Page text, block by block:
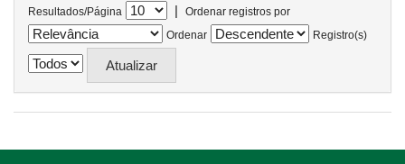
Resultados/Página |
Ordenar registros por
Ordenar
Registro(s)